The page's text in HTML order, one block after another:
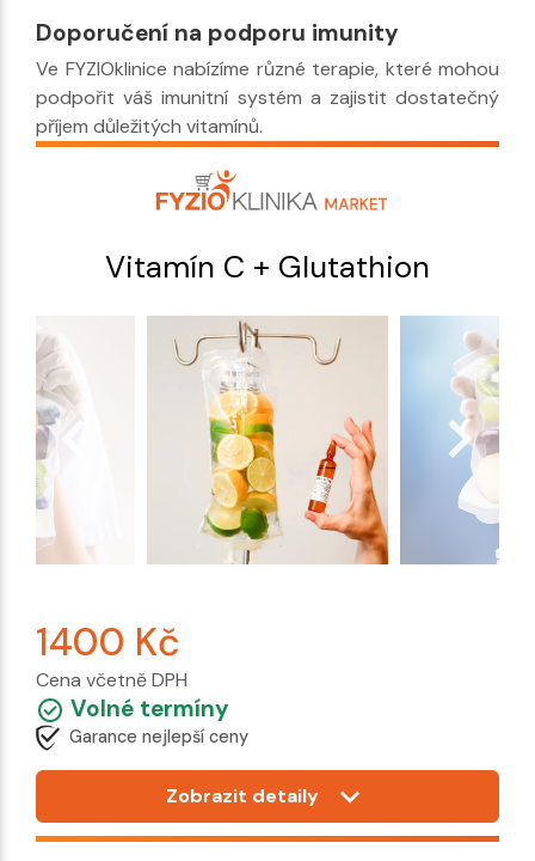
Doporučení na podporu imunity
Ve FYZIOklinice nabízíme různé terapie, které mohou
podpořit váš imunitní systém a zajistit dostatečný
příjem důležitých vitamínů.
Vitamín C + Glutathion
1400 Kč
Cena včetně DPH
Volné termíny
Garance nejlepší ceny
Zobrazit detaily